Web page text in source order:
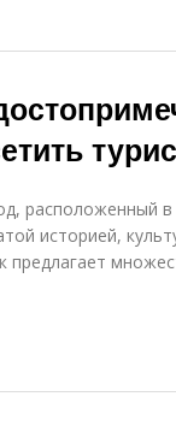
расположенный
историей,
предлагает